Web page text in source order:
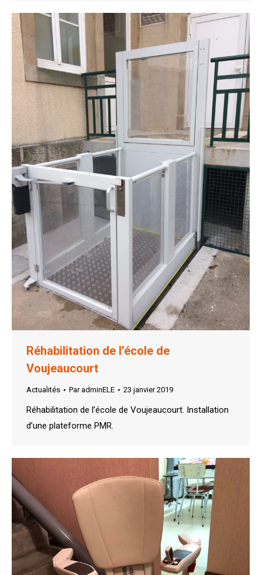
Réhabilitation de l’école de
Voujeaucourt
Actualités ParadminELE 23 janvier 2019
Réhabilitation de l’école de Voujeaucourt. Installation
d’une plateforme PMR.